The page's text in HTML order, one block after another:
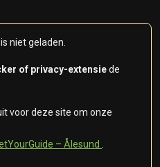
niet geladen.
of privacy-extensiede
voor deze site om onze
– Ålesund